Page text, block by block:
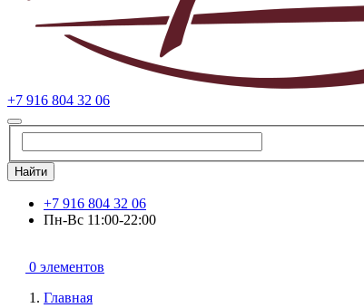
+7 916 804 32 06
Найти
+7 916 804 32 06
Пн-Вс 11:00-22:00
0 элементов
Главная